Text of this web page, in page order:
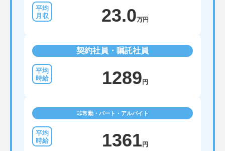
23.0万円
契約社員・嘱託社員
1289 円
非常勤・パート・アルバイト
1361 円